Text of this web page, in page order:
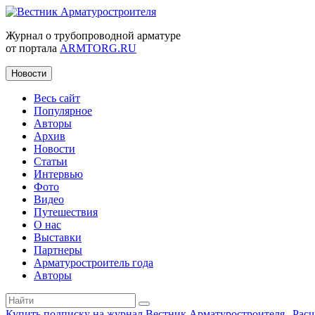
Журнал о трубопроводной арматуре
от портала ARMTORG.RU
Новости
Весь сайт
Популярное
Авторы
Архив
Новости
Статьи
Интервью
Фото
Видео
Путешествия
О нас
Выставки
Партнеры
Арматуростроитель года
Авторы